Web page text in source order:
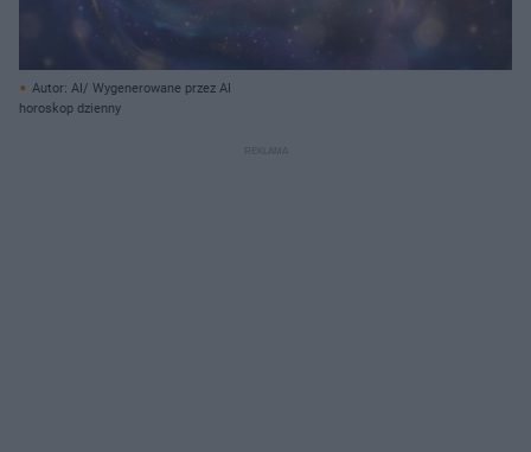
Autor: AI/ Wygenerowane przez AI
horoskop dzienny